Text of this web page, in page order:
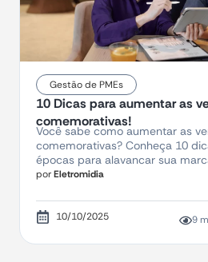
Gestão de PMEs
10 Dicas para aumentar as
comemorativas!
Você sabe como aumentar as
comemorativas? Conheça 10
épocas para alavancar sua
porEletromidia
10/10/2025 9